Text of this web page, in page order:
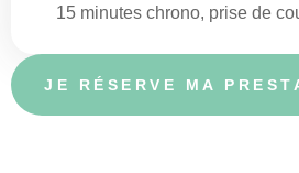
15 minutes chrono, prise de
JE RÉSERVE MA